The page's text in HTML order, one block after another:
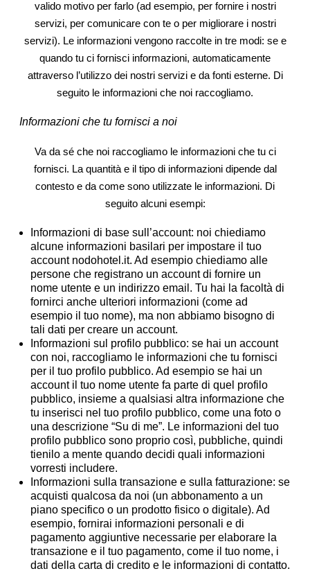
valido motivo per farlo (ad esempio, per fornire i nostri
servizi, per comunicare con te o per migliorare i nostri
servizi). Le informazioni vengono raccolte in tre modi: se e
quando tu ci fornisci informazioni, automaticamente
attraverso l’utilizzo dei nostri servizi e da fonti esterne. Di
seguito le informazioni che noi raccogliamo.
Informazioni che tu fornisci a noi
Va da sé che noi raccogliamo le informazioni che tu ci
fornisci. La quantità e il tipo di informazioni dipende dal
contesto e da come sono utilizzate le informazioni. Di
seguito alcuni esempi:
Informazioni di base sull’account: noi chiediamo
alcune informazioni basilari per impostare il tuo
account nodohotel.it. Ad esempio chiediamo alle
persone che registrano un account di fornire un
nome utente e un indirizzo email. Tu hai la facoltà di
fornirci anche ulteriori informazioni (come ad
esempio il tuo nome), ma non abbiamo bisogno di
tali dati per creare un account.
Informazioni sul profilo pubblico: se hai un account
con noi, raccogliamo le informazioni che tu fornisci
per il tuo profilo pubblico. Ad esempio se hai un
account il tuo nome utente fa parte di quel profilo
pubblico, insieme a qualsiasi altra informazione che
tu inserisci nel tuo profilo pubblico, come una foto o
una descrizione “Su di me”. Le informazioni del tuo
profilo pubblico sono proprio così, pubbliche, quindi
tienilo a mente quando decidi quali informazioni
vorresti includere.
Informazioni sulla transazione e sulla fatturazione: se
acquisti qualcosa da noi (un abbonamento a un
piano specifico o un prodotto fisico o digitale). Ad
esempio, fornirai informazioni personali e di
pagamento aggiuntive necessarie per elaborare la
transazione e il tuo pagamento, come il tuo nome, i
dati della carta di credito e le informazioni di contatto.